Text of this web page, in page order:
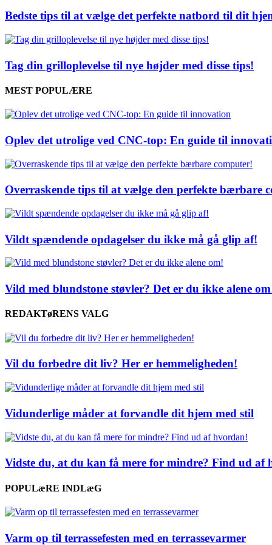
Bedste tips til at vælge det perfekte natbord til dit
Tag din grilloplevelse til nye højder med disse tips!
MEST POPULÆRE
Oplev det utrolige ved CNC-top: En guide til
Overraskende tips til at vælge den perfekte bærbare
Vildt spændende opdagelser du ikke må gå glip af!
Vild med blundstone støvler? Det er du ikke alene
REDAKTøRENS VALG
Vil du forbedre dit liv? Her er hemmeligheden!
Vidunderlige måder at forvandle dit hjem med stil
Vidste du, at du kan få mere for mindre? Find ud af
POPULæRE INDLæG
Varm op til terrassefesten med en terrassevarmer